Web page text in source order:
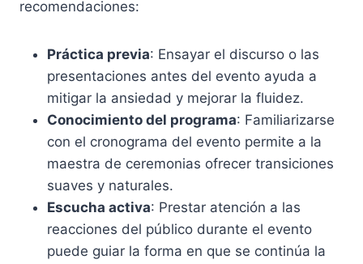
recomendaciones:
Práctica previa: Ensayar el discurso o las
presentaciones antes del evento ayuda a
mitigar la ansiedad y mejorar la fluidez.
Conocimiento del programa: Familiarizarse
con el cronograma del evento permite a la
maestra de ceremonias ofrecer transiciones
suaves y naturales.
Escucha activa: Prestar atención a las
reacciones del público durante el evento
puede guiar la forma en que se continúa la